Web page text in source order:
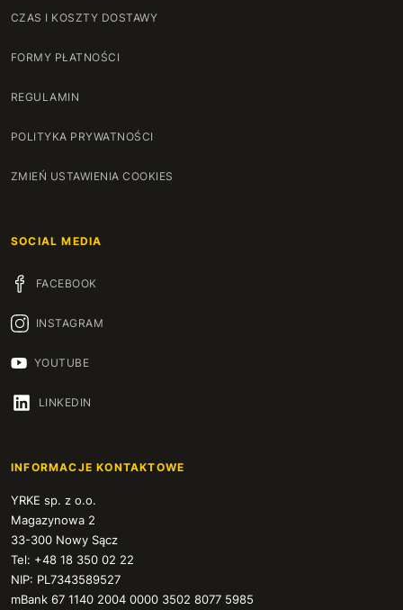
CZAS I KOSZTY DOSTAWY
FORMY PŁATNOŚCI
REGULAMIN
POLITYKA PRYWATNOŚCI
ZMIEŃ USTAWIENIA COOKIES
SOCIAL MEDIA
FACEBOOK
INSTAGRAM
YOUTUBE
LINKEDIN
INFORMACJE KONTAKTOWE
YRKE sp. z o.o.
Magazynowa 2
33-300 Nowy Sącz
Tel: +48 18 350 02 22
NIP: PL7343589527
mBank 67 1140 2004 0000 3502 8077 5985